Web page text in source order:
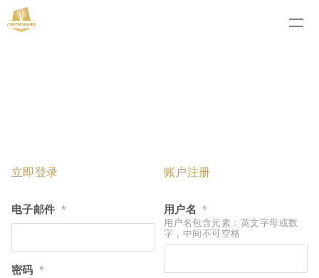
立即登录
电子邮件 *
密码 *
账户注册
用户名 *
用户名包含元素：英文字母或数
字，中间不可空格